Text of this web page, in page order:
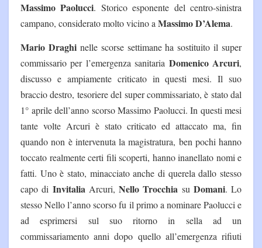
Massimo Paolucci. Storico esponente del centro-sinistra
campano, considerato molto vicino aMassimo D’Alema.
Mario Draghinelle scorse settimane ha sostituito il super
commissario per l’emergenza sanitaria Domenico Arcuri,
discusso e ampiamente criticato in questi mesi. Il suo
braccio destro, tesoriere del super commissariato, è stato dal
1° aprile dell’anno scorso Massimo Paolucci. In questi mesi
tante volte Arcuri è stato criticato ed attaccato ma, fin
quando non è intervenuta la magistratura, ben pochi hanno
toccato realmente certi fili scoperti, hanno inanellato nomi e
fatti. Uno è stato, minacciato anche di querela dallo stesso
capo di Invitalia Arcuri, Nello Trocchia su Domani. Lo
stesso Nello l’anno scorso fu il primo a nominare Paolucci e
ad esprimersi sul suo ritorno in sella ad un
commissariamento anni dopo quello all’emergenza rifiuti